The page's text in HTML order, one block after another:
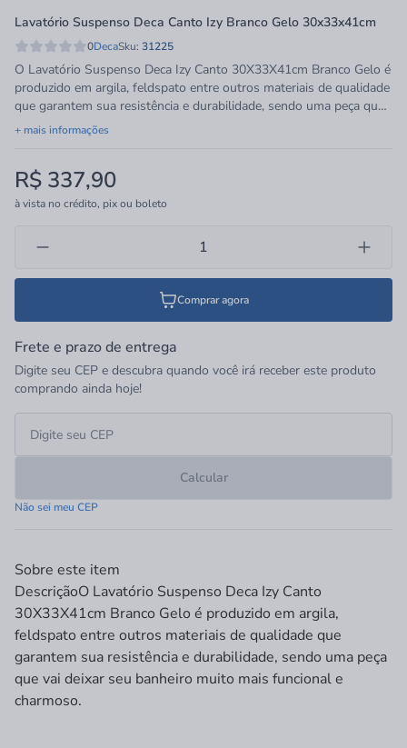
Lavatório Suspenso Deca Canto Izy Branco Gelo 30x33x41cm
0DecaSku: 31225
O Lavatório Suspenso Deca Izy Canto 30X33X41cm Branco Gelo é
produzido em argila, feldspato entre outros materiais de qualidade
que garantem sua resistência e durabilidade, sendo uma peça que
vai deixar seu banheiro muito mais funcional e charmoso.
+ mais informações
R$ 337,90
à vista no crédito, pix ou boleto
Comprar agora
Frete e prazo de entrega
Digite seu CEP e descubra quando você irá receber este produto
comprando ainda hoje!
Calcular
Não sei meu CEP
Sobre este item
DescriçãoO Lavatório Suspenso Deca Izy Canto
30X33X41cm Branco Gelo é produzido em argila,
feldspato entre outros materiais de qualidade que
garantem sua resistência e durabilidade, sendo uma peça
que vai deixar seu banheiro muito mais funcional e
charmoso.